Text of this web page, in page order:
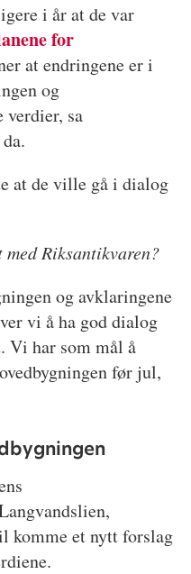
i år at de var
for
at endringene er i
og
verdier, sa
at de ville gå i dialog
Riksantikvaren?
og avklaringene
vi å ha god dialog
Vi har som mål å
før jul,
komme et nytt forslag